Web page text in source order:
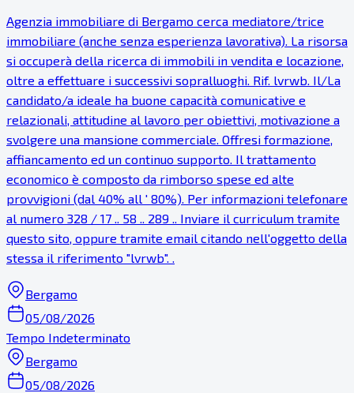
Agenzia immobiliare di Bergamo cerca mediatore/trice
immobiliare (anche senza esperienza lavorativa). La risorsa
si occuperà della ricerca di immobili in vendita e locazione,
oltre a effettuare i successivi sopralluoghi. Rif. lvrwb. Il/La
candidato/a ideale ha buone capacità comunicative e
relazionali, attitudine al lavoro per obiettivi, motivazione a
svolgere una mansione commerciale. Offresi formazione,
affiancamento ed un continuo supporto. Il trattamento
economico è composto da rimborso spese ed alte
provvigioni (dal 40% all ' 80%). Per informazioni telefonare
al numero 328 / 17 .. 58 .. 289 .. Inviare il curriculum tramite
questo sito, oppure tramite email citando nell'oggetto della
stessa il riferimento "lvrwb". .
Bergamo
05/08/2026
Tempo Indeterminato
Bergamo
05/08/2026